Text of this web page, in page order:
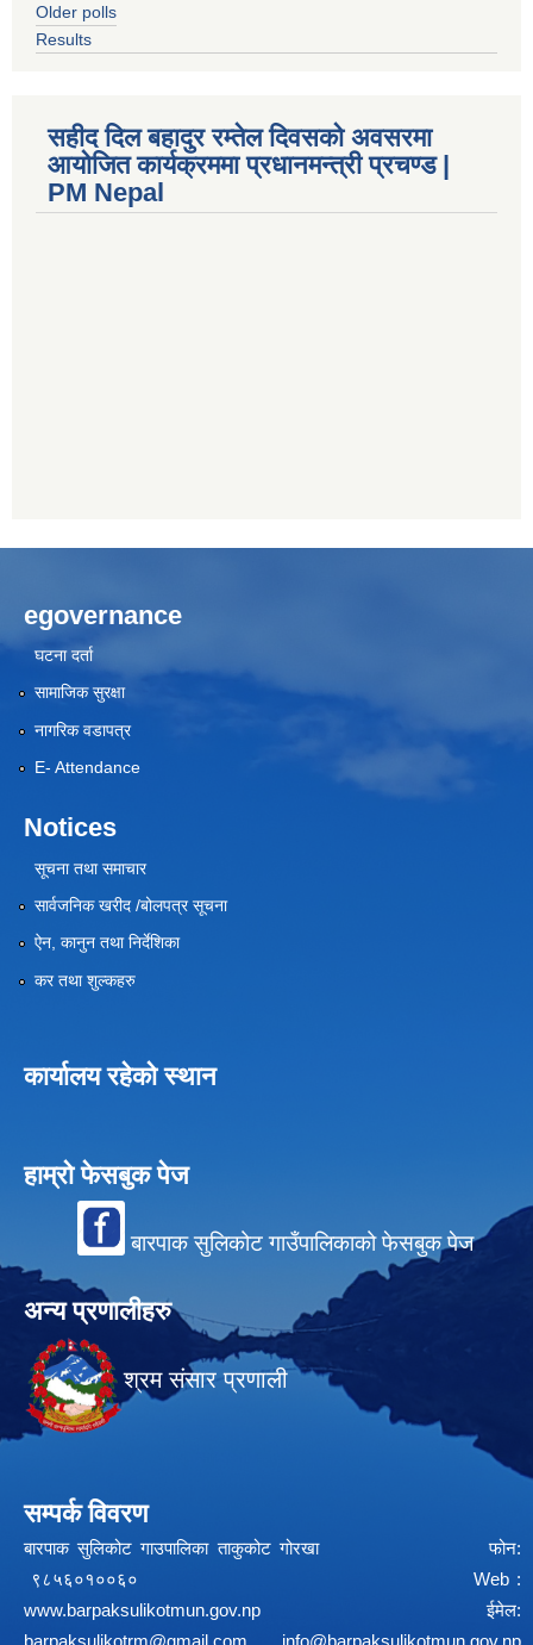
Older polls
Results
सहीद दिल बहादुर रम्तेल दिवसको अवसरमा
आयोजित कार्यक्रममा प्रधानमन्त्री प्रचण्ड |
PM Nepal
egovernance
घटना दर्ता
सामाजिक सुरक्षा
नागरिक वडापत्र
E- Attendance
Notices
सूचना तथा समाचार
सार्वजनिक खरीद /बोलपत्र सूचना
ऐन, कानुन तथा निर्देशिका
कर तथा शुल्कहरु
कार्यालय रहेको स्थान
हाम्रो फेसबुक पेज
बारपाक सुलिकोट गाउँपालिकाको फेसबुक पेज
अन्य प्रणालीहरु
श्रम संसार प्रणाली
सम्पर्क विवरण
बारपाक सुलिकोट गाउपालिका ताकुकोट गोरखा फोन:
९८५६०१००६० Web :
www.barpaksulikotmun.gov.np
ईमेल:
barpaksulikotrm@gmail.com
info@barpaksulikotmun.gov.np